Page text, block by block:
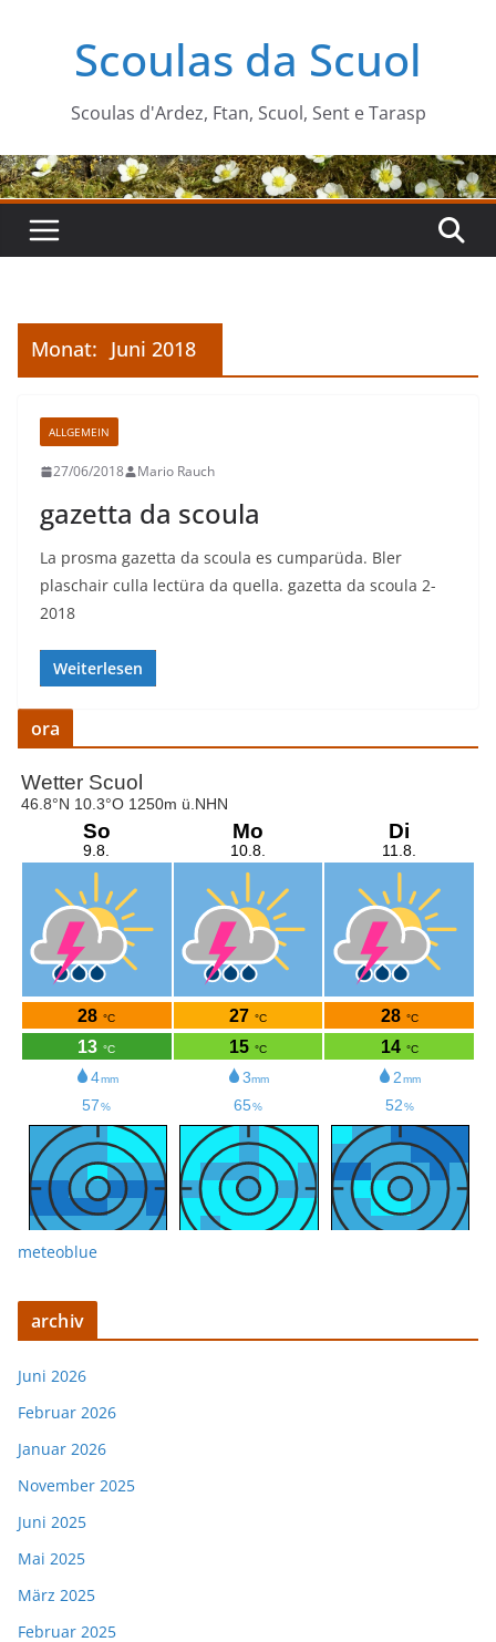
Scoulas da Scuol
Scoulas d'Ardez, Ftan, Scuol, Sent e Tarasp
Monat: Juni 2018
ALLGEMEIN
27/06/2018 Mario Rauch
gazetta da scoula
La prosma gazetta da scoula es cumparüda. Bler
plaschair culla lectüra da quella. gazetta da scoula 2-
2018
Weiterlesen
ora
meteoblue
archiv
Juni 2026
Februar 2026
Januar 2026
November 2025
Juni 2025
Mai 2025
März 2025
Februar 2025